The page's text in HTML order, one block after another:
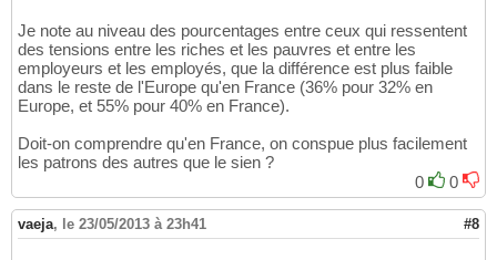
Je note au niveau des pourcentages entre ceux qui ressentent
des tensions entre les riches et les pauvres et entre les
employeurs et les employés, que la différence est plus faible
dans le reste de l'Europe qu'en France (36% pour 32% en
Europe, et 55% pour 40% en France).
Doit-on comprendre qu'en France, on conspue plus facilement
les patrons des autres que le sien ?
0
0
vaeja, le 23/05/2013 à 23h41 #8